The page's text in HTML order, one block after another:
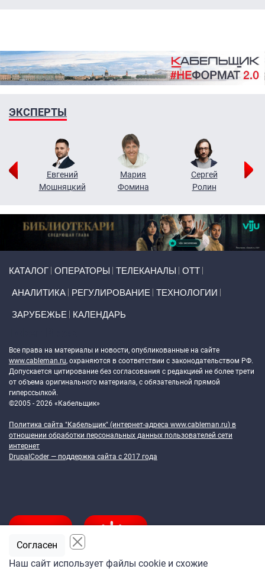
ЭКСПЕРТЫ
Евгений
Мошняцкий
Мария
Фомина
Сергей
Ролин
КАТАЛОГ ОПЕРАТОРЫ ТЕЛЕКАНАЛЫ ОТТ
АНАЛИТИКА РЕГУЛИРОВАНИЕ ТЕХНОЛОГИИ
ЗАРУБЕЖЬЕ КАЛЕНДАРЬ
Все права на материалы и новости, опубликованные на сайте
www.cableman.ru, охраняются в соответствии с законодательством РФ.
Допускается цитирование без согласования с редакцией не более трети
от объема оригинального материала, с обязательной прямой
гиперссылкой.
©2005 - 2026 «Кабельщик»
Политика сайта "Кабельщик" (интернет-адреса www.cableman.ru) в
отношении обработки персональных данных пользователей сети
интернет
DrupalCoder — поддержка сайта c 2017 года
Наш сайт использует файлы cookie и схожие
Согласен